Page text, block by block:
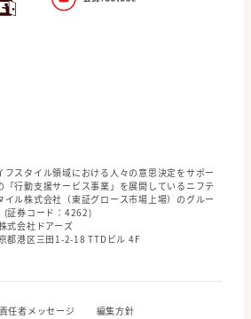
フスタイル領域における人々の意思決定をサポー
「行動支援サービス事業」を展開しているニフテ
イル株式会社（東証グロース市場上場）のグルー
(証券コード：4262)
式会社ドアーズ
都港区三田1-2-18 TTDビル 4F
任者メッセージ 編集方針